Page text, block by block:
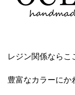
レジン関係ならこ
豊富なカラーにか